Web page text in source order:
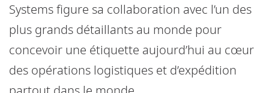
Systems figure sa collaboration avec l’un des
plus grands détaillants au monde pour
concevoir une étiquette aujourd’hui au cœur
des opérations logistiques et d’expédition